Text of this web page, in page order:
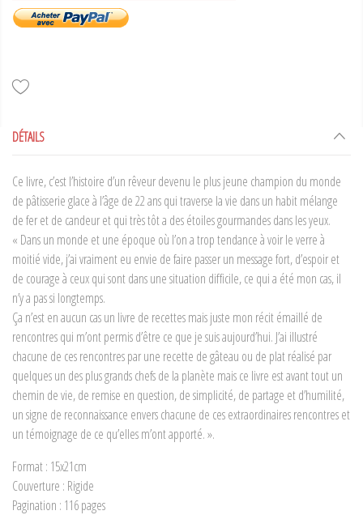
DÉTAILS
Ce livre, c’est l’histoire d’un rêveur devenu le plus jeune champion du monde
de pâtisserie glace à l’âge de 22 ans qui traverse la vie dans un habit mélange
de fer et de candeur et qui très tôt a des étoiles gourmandes dans les yeux.
« Dans un monde et une époque où l’on a trop tendance à voir le verre à
moitié vide, j’ai vraiment eu envie de faire passer un message fort, d’espoir et
de courage à ceux qui sont dans une situation difficile, ce qui a été mon cas, il
n’y a pas si longtemps.
Ça n’est en aucun cas un livre de recettes mais juste mon récit émaillé de
rencontres qui m’ont permis d’être ce que je suis aujourd’hui. J’ai illustré
chacune de ces rencontres par une recette de gâteau ou de plat réalisé par
quelques un des plus grands chefs de la planète mais ce livre est avant tout un
chemin de vie, de remise en question, de simplicité, de partage et d’humilité,
un signe de reconnaissance envers chacune de ces extraordinaires rencontres et
un témoignage de ce qu’elles m’ont apporté. ».
Format : 15x21cm
Couverture : Rigide
Pagination : 116 pages